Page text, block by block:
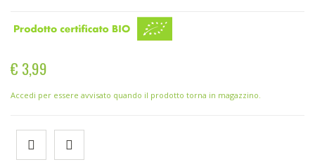
€ 3,99
Accedi per essere avvisato quando il prodotto torna in magazzino.